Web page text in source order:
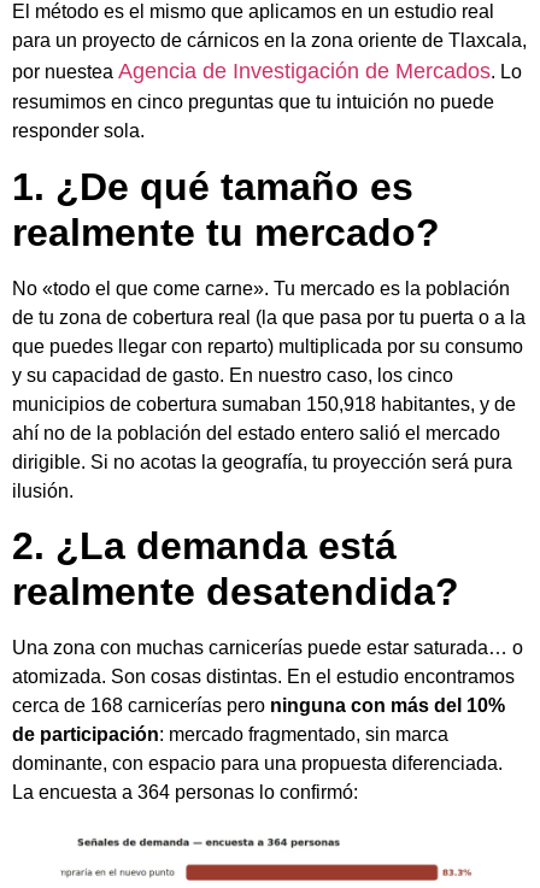
El método es el mismo que aplicamos en un estudio real
para un proyecto de cárnicos en la zona oriente de Tlaxcala,
por nuestea Agencia de Investigación de Mercados. Lo
resumimos en cinco preguntas que tu intuición no puede
responder sola.
1. ¿De qué tamaño es
realmente tu mercado?
No «todo el que come carne». Tu mercado es la población
de tu zona de cobertura real (la que pasa por tu puerta o a la
que puedes llegar con reparto) multiplicada por su consumo
y su capacidad de gasto. En nuestro caso, los cinco
municipios de cobertura sumaban 150,918 habitantes, y de
ahí no de la población del estado entero salió el mercado
dirigible. Si no acotas la geografía, tu proyección será pura
ilusión.
2. ¿La demanda está
realmente desatendida?
Una zona con muchas carnicerías puede estar saturada… o
atomizada. Son cosas distintas. En el estudio encontramos
cerca de 168 carnicerías pero ninguna con más del 10%
de participación: mercado fragmentado, sin marca
dominante, con espacio para una propuesta diferenciada.
La encuesta a 364 personas lo confirmó: